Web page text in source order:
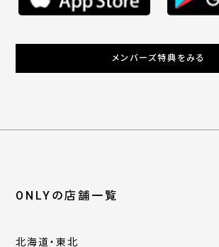
メンバーズ特典をみる
ONLYの店舗一覧
北海道・東北